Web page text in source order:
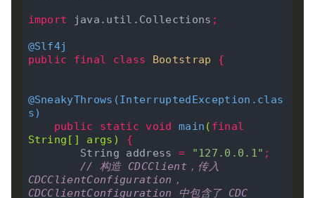
import java.util.Collections ;
@Slf4j
public
final class Bootstrap {
@SneakyThrows (InterruptedException . clas
s)
public
static void main ( final
String [] args )
{
        String address
= "127.0.0.1" ;
// 构造 CDCClient，传入
CDCClientConfiguration，
CDCClientConfiguration 中包含了 CDC